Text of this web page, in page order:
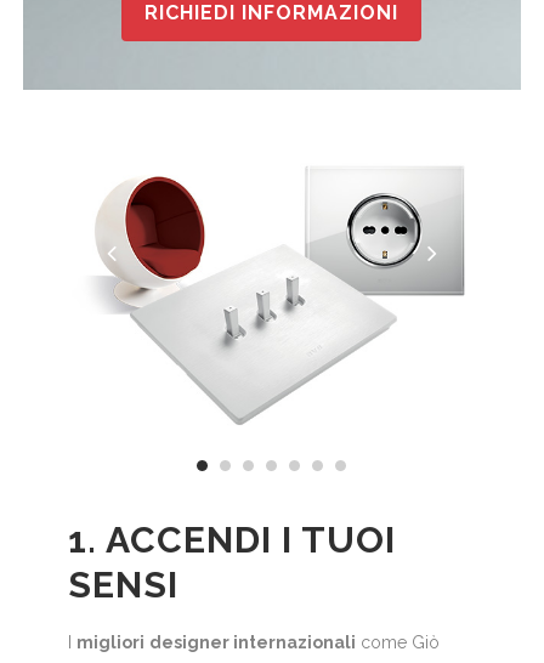
RICHIEDI INFORMAZIONI
1. ACCENDI I TUOI
SENSI
migliori designer internazionali come Giò